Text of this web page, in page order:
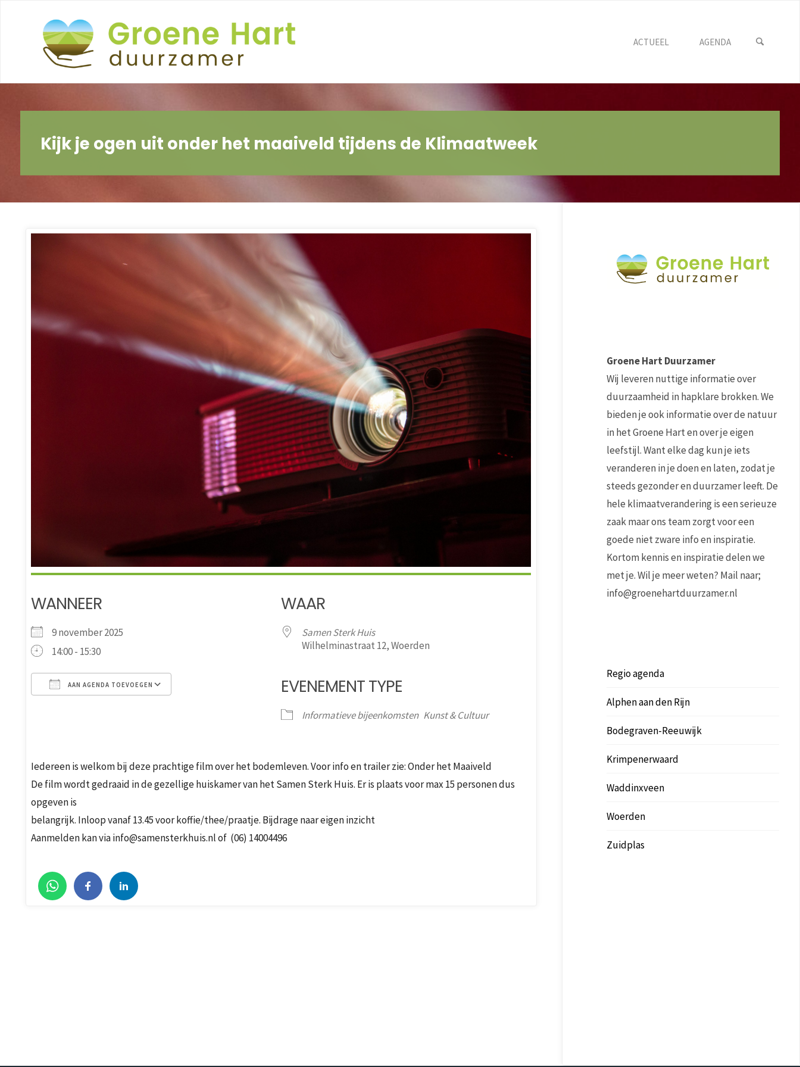
ACTUEEL AGENDA
Kijk je ogen uit onder het maaiveld tijdens de Klimaatweek
WANNEER
9 november 2025
14:00 - 15:30
AAN AGENDA TOEVOEGEN
iCalendar Office 365 Outlook Live
WAAR
Samen Sterk Huis
Wilhelminastraat 12, Woerden
EVENEMENT TYPE
Informatieve bijeenkomsten Kunst & Cultuur
Iedereen is welkom bij deze prachtige film over het bodemleven. Voor info en trailer zie: Onder het Maaiveld
De film wordt gedraaid in de gezellige huiskamer van het Samen Sterk Huis. Er is plaats voor max 15 personen dus
opgeven is
belangrijk. Inloop vanaf 13.45 voor koffie/thee/praatje. Bijdrage naar eigen inzicht
Aanmelden kan via info@samensterkhuis.nl of (06) 14004496
Groene Hart Duurzamer
Wij leveren nuttige informatie over
duurzaamheid in hapklare brokken. We
bieden je ook informatie over de natuur
in het Groene Hart en over je eigen
leefstijl. Want elke dag kun je iets
veranderen in je doen en laten, zodat je
steeds gezonder en duurzamer leeft. De
hele klimaatverandering is een serieuze
zaak maar ons team zorgt voor een
goede niet zware info en inspiratie.
Kortom kennis en inspiratie delen we
met je. Wil je meer weten? Mail naar;
info@groenehartduurzamer.nl
Regio agenda
Alphen aan den Rijn
Bodegraven-Reeuwijk
Krimpenerwaard
Waddinxveen
Woerden
Zuidplas